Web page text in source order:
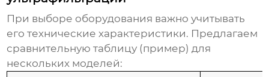
При выборе оборудования важно учитывать
его технические характеристики. Предлагаем
сравнительную таблицу (пример) для
нескольких моделей: